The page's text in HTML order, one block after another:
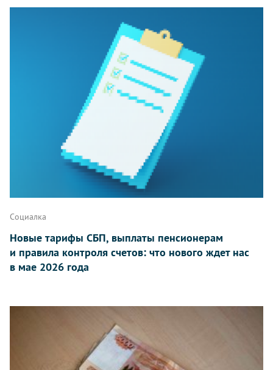
Социалка
Новые тарифы СБП, выплаты пенсионерам
и правила контроля счетов: что нового ждет нас
в мае 2026 года